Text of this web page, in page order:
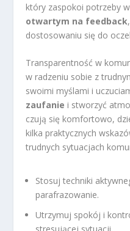
który zaspokoi potrzeby
otwartym na feedback
dostosowaniu się do
Transparentność w
w radzeniu sobie z
swoimi myślami i
zaufanie i stworzyć
czują się komfortowo,
kilka praktycznych
trudnych sytuacjach
Stosuj techniki
parafrazowanie.
Utrzymuj spokój i